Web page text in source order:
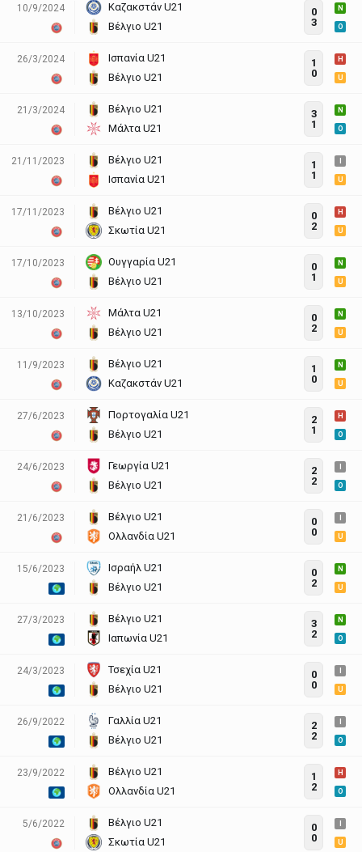
10/9/2024
Καζακστάν U21
Βέλγιο U21
0
3
N
O
26/3/2024
Ισπανία U21
Βέλγιο U21
1
0
H
U
21/3/2024
Βέλγιο U21
Μάλτα U21
3
1
N
O
21/11/2023
Βέλγιο U21
Ισπανία U21
1
1
U
17/11/2023
Βέλγιο U21
Σκωτία U21
0
2
H
U
17/10/2023
Ουγγαρία U21
Βέλγιο U21
0
1
N
U
13/10/2023
Μάλτα U21
Βέλγιο U21
0
2
N
U
11/9/2023
Βέλγιο U21
Καζακστάν U21
1
0
N
U
27/6/2023
Πορτογαλία U21
Βέλγιο U21
2
1
H
O
24/6/2023
Γεωργία U21
Βέλγιο U21
2
2
O
21/6/2023
Βέλγιο U21
Ολλανδία U21
0
0
U
15/6/2023
Ισραήλ U21
Βέλγιο U21
0
2
N
U
27/3/2023
Βέλγιο U21
Ιαπωνία U21
3
2
N
O
24/3/2023
Τσεχία U21
Βέλγιο U21
0
0
U
26/9/2022
Γαλλία U21
Βέλγιο U21
2
2
O
23/9/2022
Βέλγιο U21
Ολλανδία U21
1
2
H
O
5/6/2022
Βέλγιο U21
Σκωτία U21
0
0
U